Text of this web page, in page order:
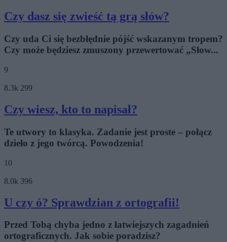
Czy dasz się zwieść tą grą słów?
Czy uda Ci się bezbłędnie pójść wskazanym tropem?
Czy może będziesz zmuszony przewertować „Słow...
9
8.3k 299
Czy wiesz, kto to napisał?
Te utwory to klasyka. Zadanie jest proste – połącz
dzieło z jego twórcą. Powodzenia!
10
8.0k 396
U czy ó? Sprawdzian z ortografii!
Przed Tobą chyba jedno z łatwiejszych zagadnień
ortograficznych. Jak sobie poradzisz?